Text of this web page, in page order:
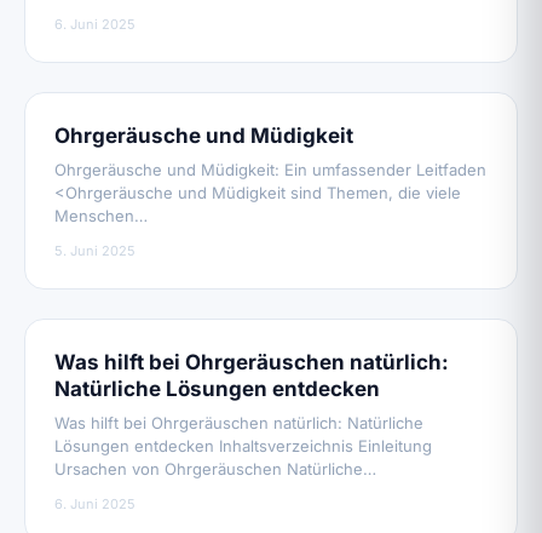
6. Juni 2025
Ohrgeräusche und Müdigkeit
Ohrgeräusche und Müdigkeit: Ein umfassender Leitfaden
<Ohrgeräusche und Müdigkeit sind Themen, die viele
Menschen…
5. Juni 2025
Was hilft bei Ohrgeräuschen natürlich:
Natürliche Lösungen entdecken
Was hilft bei Ohrgeräuschen natürlich: Natürliche
Lösungen entdecken Inhaltsverzeichnis Einleitung
Ursachen von Ohrgeräuschen Natürliche…
6. Juni 2025